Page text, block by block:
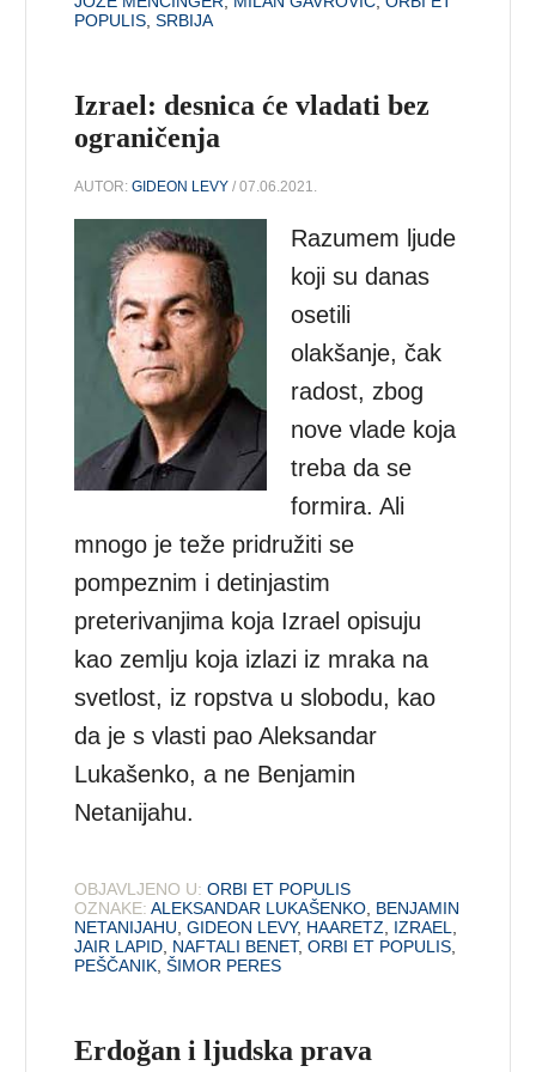
POPULIS ,SRBIJA
Izrael: desnica će vladati bez
ograničenja
AUTOR:GIDEON LEVY / 07.06.2021.
Razumem ljude
koji su danas
osetili
olakšanje, čak
radost, zbog
nove vlade koja
treba da se
formira. Ali
mnogo je teže pridružiti se
pompeznim i detinjastim
preterivanjima koja Izrael opisuju
kao zemlju koja izlazi iz mraka na
svetlost, iz ropstva u slobodu, kao
da je s vlasti pao Aleksandar
Lukašenko, a ne Benjamin
Netanijahu.
OBJAVLJENO U: ORBI ET POPULIS
OZNAKE: ALEKSANDAR LUKAŠENKO BENJAMIN
NETANIJAHU ,GIDEON LEVY, HAARETZ IZRAEL
JAIR LAPID NAFTALI BENET,ORBI ET POPULIS
PEŠČANIK ,ŠIMOR PERES
Erdoğan i ljudska prava